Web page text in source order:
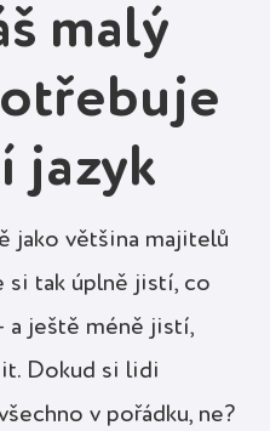
malý
jazyk
jako většina majitelů
si tak úplně jistí, co
a ještě méně jistí,
Dokud si lidi
v pořádku, ne?